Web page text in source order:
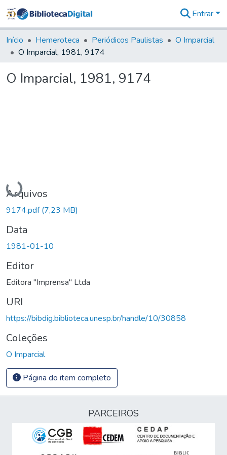
&
Coleções
Tudo na
Digital
Entrar
Início Hemeroteca Periódicos Paulistas
O Imparcial
O Imparcial, 1981, 9174
O Imparcial, 1981, 9174
Carregando...
Arquivos
9174.pdf(7,23 MB)
Data
1981-01-10
Editor
Editora "Imprensa" Ltda
URI
https://bibdig.biblioteca.unesp.br/handle/10/30858
Coleções
O Imparcial
Página do item completo
PARCEIROS